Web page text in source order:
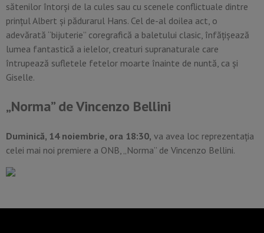
sătenilor întorşi de la cules sau cu scenele conflictuale dintre
prinţul Albert şi pădurarul Hans. Cel de-al doilea act, o
adevărată “bijuterie” coregrafică a baletului clasic, înfăţişează
lumea fantastică a ielelor, creaturi supranaturale care
întrupează sufletele fetelor moarte înainte de nuntă, ca şi
Giselle.
„Norma” de Vincenzo Bellini
Duminică, 14 noiembrie, ora 18:30, va avea loc reprezentația
celei mai noi premiere a ONB, „Norma” de Vincenzo Bellini.